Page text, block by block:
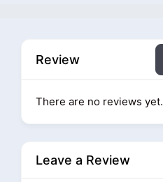
Review
There are no reviews yet.
Leave a Review